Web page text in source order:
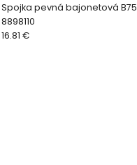
Spojka pevná bajonetová B75
8898110
16.81 €